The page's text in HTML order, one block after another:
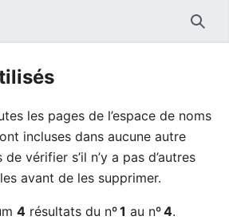
les pages de l’espace de noms
incluses dans aucune autre
vérifier s’il n’y a pas d’autres
avant de les supprimer.
4 résultats du nº1 au nº4.